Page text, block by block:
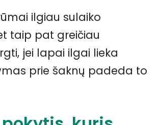
ilgiau sulaiko
taip pat greičiau
jei lapai ilgai lieka
prie šaknų padeda to